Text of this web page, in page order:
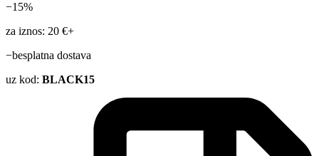
−15%
za iznos: 20 €+
−besplatna dostava
uz kod: BLACK15